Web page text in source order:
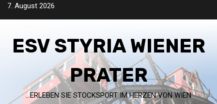
Skip7. August 2026
ESV STYRIA WIENER
PRATER
…ERLEBEN SIE STOCKSPORT IM HERZEN VON WIEN